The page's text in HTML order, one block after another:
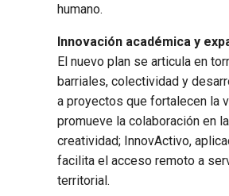
humano.
Innovación académica y
El nuevo plan se articula en
barriales, colectividad y
a proyectos que fortalecen la
promueve la colaboración en
creatividad; InnovActivo,
facilita el acceso remoto a
territorial.